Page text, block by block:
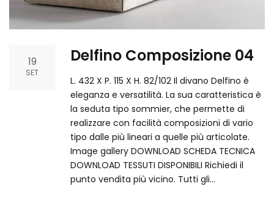
19
SET
Delfino Composizione 04
L. 432 X P. 115 X H. 82/102 Il divano Delfino è
eleganza e versatilità. La sua caratteristica è
la seduta tipo sommier, che permette di
realizzare con facilità composizioni di vario
tipo dalle più lineari a quelle più articolate.
Image gallery DOWNLOAD SCHEDA TECNICA
DOWNLOAD TESSUTI DISPONIBILI Richiedi il
punto vendita più vicino.​ Tutti gli…